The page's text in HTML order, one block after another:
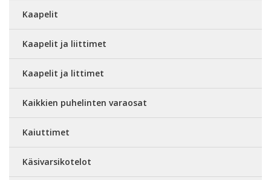
Kaapelit
Kaapelit ja liittimet
Kaapelit ja littimet
Kaikkien puhelinten varaosat
Kaiuttimet
Käsivarsikotelot